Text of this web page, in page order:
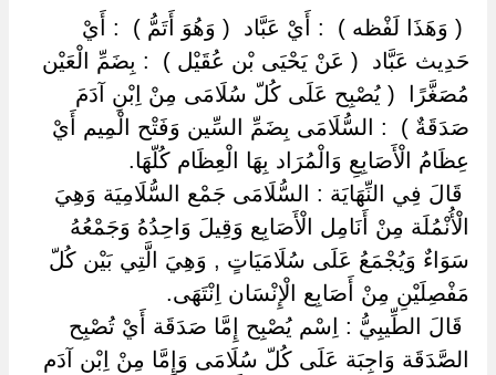
‏ ‏( وَهَذَا لَفْظه ) ‏ ‏: أَيْ عَبَّاد ‏ ‏( وَهُوَ أَتَمُّ ) ‏ ‏: أَيْ
حَدِيث عَبَّاد ‏ ‏( عَنْ يَحْيَى بْن عُقَيْل ) ‏ ‏: بِضَمِّ الْعَيْن
مُصَغَّرًا ‏ ‏( يُصْبِح عَلَى كُلّ سُلَامَى مِنْ اِبْنِ آدَمَ
صَدَقَةٌ ) ‏ ‏: السُّلَامَى بِضَمِّ السِّين وَفَتْح الْمِيم أَيْ
عِظَامُ الْأَصَابِعِ وَالْمُرَاد بِهَا الْعِظَام كُلّهَا.
‏ ‏قَالَ فِي النِّهَايَة : السُّلَامَى جَمْع السُّلَامِيَة وَهِيَ
الْأُنْمُلَة مِنْ أَنَامِل الْأَصَابِع وَقِيلَ وَاحِدُهُ وَجَمْعُهُ
سَوَاءٌ وَيُجْمَعُ عَلَى سُلَامَيَاتٍ , وَهِيَ الَّتِي بَيْن كُلّ
مَفْصِلَيْنِ مِنْ أَصَابِع الْإِنْسَان اِنْتَهَى.
‏ ‏قَالَ الطِّيبِيُّ : اِسْم يُصْبِح إِمَّا صَدَقَة أَيْ تُصْبِح
الصَّدَقَة وَاجِبَة عَلَى كُلّ سُلَامَى وَإِمَّا مِنْ اِبْن آدَم